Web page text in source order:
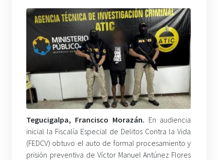
Tegucigalpa, Francisco Morazán. En audiencia
inicial la Fiscalía Especial de Delitos Contra la Vida
(FEDCV) obtuvo el auto de formal procesamiento y
prisión preventiva de Víctor Manuel Antúnez Flores